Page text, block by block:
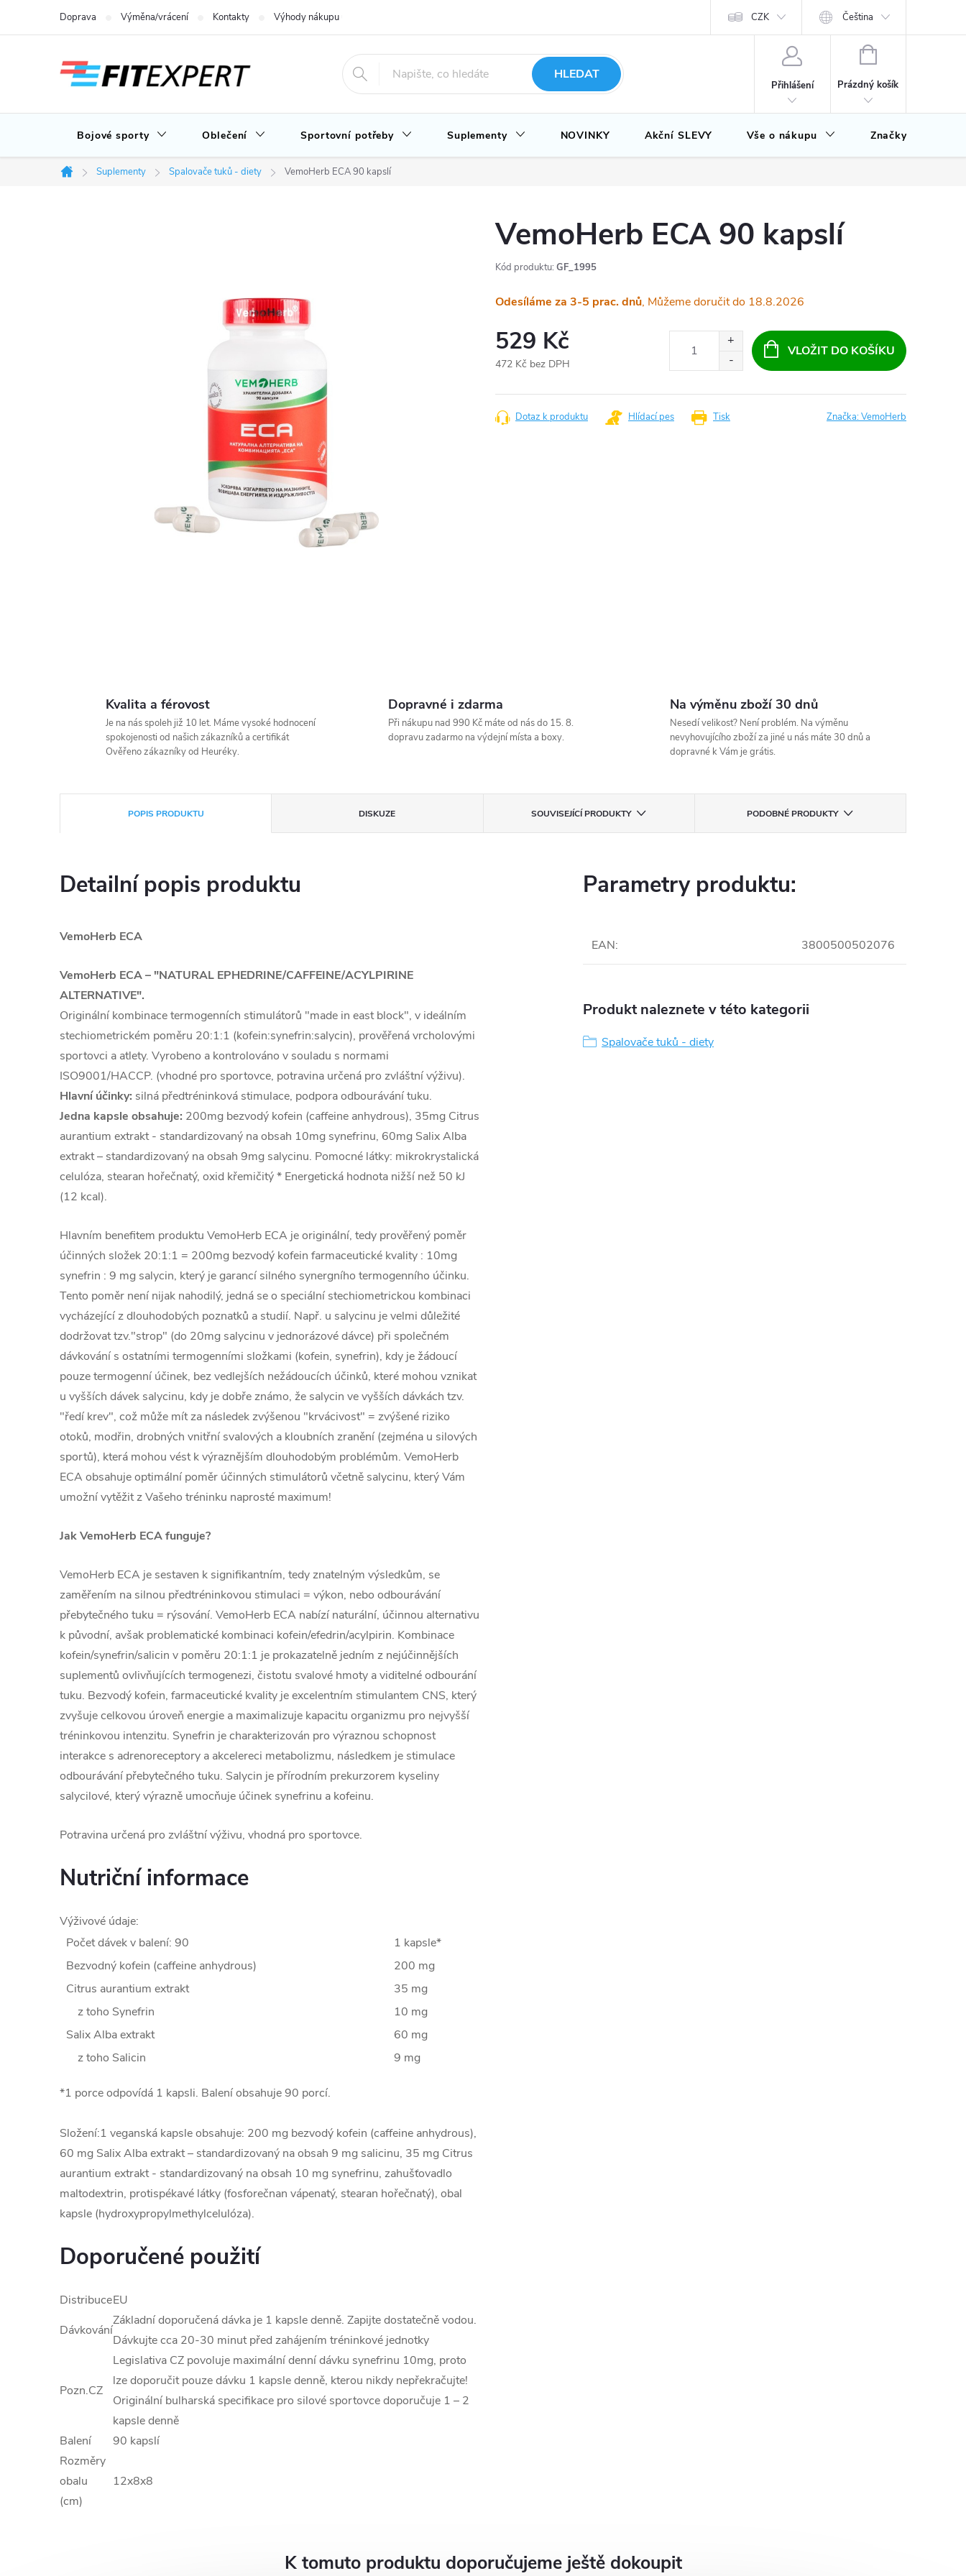
Doprava Výměna/vrácení Kontakty Výhody nákupu u nás CZK Čeština
HLEDAT
Přihlášení
NÁKUPNÍ
Prázdný košík
Bojové sporty Oblečení Sportovní potřeby Suplementy NOVINKY Akční SLEVY Vše o nákupu Značky
Domů
Suplementy Spalovače tuků - diety VemoHerb ECA 90 kapslí
VemoHerb ECA 90 kapslí
Kód produktu: GF_1995
Odesíláme za 3-5 prac. dnů 18.8.2026
529 Kč
472 Kč bez DPH
cena:
VLOŽIT DO KOŠÍKU
Tisk
Dotaz k produktu Hlídací pes Značka:VemoHerb
Kvalita a férovost
Je na nás spoleh již 10 let. Máme vysoké hodnocení
spokojenosti od našich zákazníků a certifikát
Ověřeno zákazníky od Heuréky.
Dopravné i zdarma
Při nákupu nad 990 Kč máte od nás do 15. 8.
dopravu zadarmo na výdejní místa a boxy.
Na výměnu zboží 30 dnů
Nesedí velikost? Není problém. Na výměnu
nevyhovujícího zboží za jiné u nás máte 30 dnů a
dopravné k Vám je grátis.
POPIS PRODUKTU DISKUZE SOUVISEJÍCÍ PRODUKTY PODOBNÉ PRODUKTY
Detailní popis produktu
VemoHerb ECA
VemoHerb ECA – "NATURAL EPHEDRINE/CAFFEINE/ACYLPIRINE
ALTERNATIVE".
Originální kombinace termogenních stimulátorů "made in east block", v ideálním
stechiometrickém poměru 20:1:1 (kofein:synefrin:salycin), prověřená vrcholovými
sportovci a atlety. Vyrobeno a kontrolováno v souladu s normami
ISO9001/HACCP. (vhodné pro sportovce, potravina určená pro zvláštní výživu).
Hlavní účinky: silná předtréninková stimulace, podpora odbourávání tuku.
Jedna kapsle obsahuje: 200mg bezvodý kofein (caffeine anhydrous), 35mg Citrus
aurantium extrakt - standardizovaný na obsah 10mg synefrinu, 60mg Salix Alba
extrakt – standardizovaný na obsah 9mg salycinu. Pomocné látky: mikrokrystalická
celulóza, stearan hořečnatý, oxid křemičitý * Energetická hodnota nižší než 50 kJ
(12 kcal).
Hlavním benefitem produktu VemoHerb ECA je originální, tedy prověřený poměr
účinných složek 20:1:1 = 200mg bezvodý kofein farmaceutické kvality : 10mg
synefrin : 9 mg salycin, který je garancí silného synergního termogenního účinku.
Tento poměr není nijak nahodilý, jedná se o speciální stechiometrickou kombinaci
vycházející z dlouhodobých poznatků a studií. Např. u salycinu je velmi důležité
dodržovat tzv."strop" (do 20mg salycinu v jednorázové dávce) při společném
dávkování s ostatními termogenními složkami (kofein, synefrin), kdy je žádoucí
pouze termogenní účinek, bez vedlejších nežádoucích účinků, které mohou vznikat
u vyšších dávek salycinu, kdy je dobře známo, že salycin ve vyšších dávkách tzv.
"ředí krev", což může mít za následek zvýšenou "krvácivost" = zvýšené riziko
otoků, modřin, drobných vnitřní svalových a kloubních zranění (zejména u silových
sportů), která mohou vést k výraznějším dlouhodobým problémům. VemoHerb
ECA obsahuje optimální poměr účinných stimulátorů včetně salycinu, který Vám
umožní vytěžit z Vašeho tréninku naprosté maximum!
Jak VemoHerb ECA funguje?
VemoHerb ECA je sestaven k signifikantním, tedy znatelným výsledkům, se
zaměřením na silnou předtréninkovou stimulaci = výkon, nebo odbourávání
přebytečného tuku = rýsování. VemoHerb ECA nabízí naturální, účinnou alternativu
k původní, avšak problematické kombinaci kofein/efedrin/acylpirin. Kombinace
kofein/synefrin/salicin v poměru 20:1:1 je prokazatelně jedním z nejúčinnějších
suplementů ovlivňujících termogenezi, čistotu svalové hmoty a viditelné odbourání
tuku. Bezvodý kofein, farmaceutické kvality je excelentním stimulantem CNS, který
zvyšuje celkovou úroveň energie a maximalizuje kapacitu organizmu pro nejvyšší
tréninkovou intenzitu. Synefrin je charakterizován pro výraznou schopnost
interakce s adrenoreceptory a akcelereci metabolizmu, následkem je stimulace
odbourávání přebytečného tuku. Salycin je přírodním prekurzorem kyseliny
salycilové, který výrazně umocňuje účinek synefrinu a kofeinu.
Potravina určená pro zvláštní výživu, vhodná pro sportovce.
Nutriční informace
Výživové údaje:
Počet dávek v balení: 90
1 kapsle*
Bezvodný kofein (caffeine anhydrous)
200 mg
Citrus aurantium extrakt
35 mg
z toho Synefrin
10 mg
Salix Alba extrakt
60 mg
z toho Salicin
9 mg
*1 porce odpovídá 1 kapsli. Balení obsahuje 90 porcí.
Složení:1 veganská kapsle obsahuje: 200 mg bezvodý kofein (caffeine anhydrous),
60 mg Salix Alba extrakt – standardizovaný na obsah 9 mg salicinu, 35 mg Citrus
aurantium extrakt - standardizovaný na obsah 10 mg synefrinu, zahušťovadlo
maltodextrin, protispékavé látky (fosforečnan vápenatý, stearan hořečnatý), obal
kapsle (hydroxypropylmethylcelulóza).
Doporučené použití
DistribuceEU
Dávkování
Základní doporučená dávka je 1 kapsle denně. Zapijte dostatečně vodou.
Dávkujte cca 20-30 minut před zahájením tréninkové jednotky
Pozn.CZ
Legislativa CZ povoluje maximální denní dávku synefrinu 10mg, proto
lze doporučit pouze dávku 1 kapsle denně, kterou nikdy nepřekračujte!
Originální bulharská specifikace pro silové sportovce doporučuje 1 – 2
kapsle denně
Balení
90 kapslí
Rozměry
obalu
(cm)
12x8x8
Parametry produktu:
EAN: 3800500502076
Produkt naleznete v této kategorii
Spalovače tuků - diety
K tomuto produktu doporučujeme ještě dokoupit